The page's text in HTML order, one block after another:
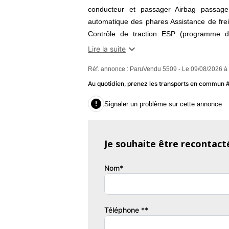
conducteur et passager Airbag
automatique des phares Assistance de
Contrôle de traction ESP (programme
particules Fixation pour siège enfant
antibrouillard Radar de stationnement
chauffant Siège conducteur réglable
éléctriquement Sièges en cuir Système
centralisé télécommandé Volant réglable
Véhicule visible uniquement sur rendez-
pont de 3 mois est incluse dans les
frais d intermédiation rémunèrent :
- L accompagnement professionnel
- La sécurisation complète de la
Lire la suite 
Réf. annonce : ParuVendu 5509 - Le 09/08/2026 à
Au quotidien, prenez les transports en commun
 Signaler un problème sur cette annonce
Je souhaite être
Nom*
Téléphone **